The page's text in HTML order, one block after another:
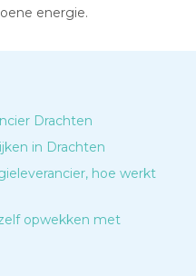
energie.
Drachten
in Drachten
hoe werkt
opwekken met